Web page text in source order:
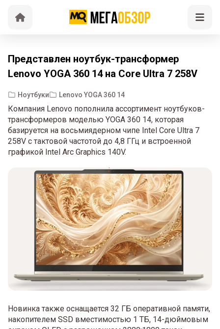
Представлен ноутбук-трансформер
Lenovo YOGA 360 14 на Core Ultra 7 258V
Ноутбуки Lenovo YOGA 360 14
Компания Lenovo пополнила ассортимент ноутбуков-
трансформеров моделью YOGA 360 14, которая
базируется на восьмиядерном чипе Intel Core Ultra 7
258V с тактовой частотой до 4,8 ГГц и встроенной
графикой Intel Arc Graphics 140V.
Новинка также оснащается 32 ГБ оперативной памяти,
накопителем SSD вместимостью 1 ТБ, 14-дюймовым